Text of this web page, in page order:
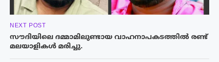
NEXT POST
സൗദിയിലെ ദമ്മാമിലുണ്ടായ വാഹനാപകടത്തിൽ രണ്ട്
മലയാളികൾ മരിച്ചു.